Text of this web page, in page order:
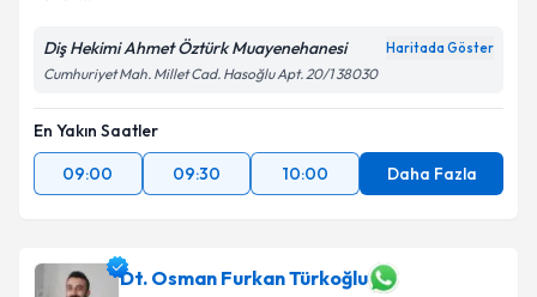
Diş Hekimi Ahmet Öztürk Muayenehanesi Haritada Göster
Cumhuriyet Mah. Millet Cad. Hasoğlu Apt. 20/1 38030
En Yakın Saatler
09:00
09:30 10:00 Daha Fazla
Dt. Osman Furkan Türkoğlu